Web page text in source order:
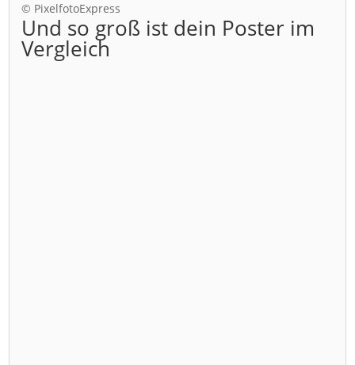
© PixelfotoExpress
Und so groß ist dein Poster im
Vergleich